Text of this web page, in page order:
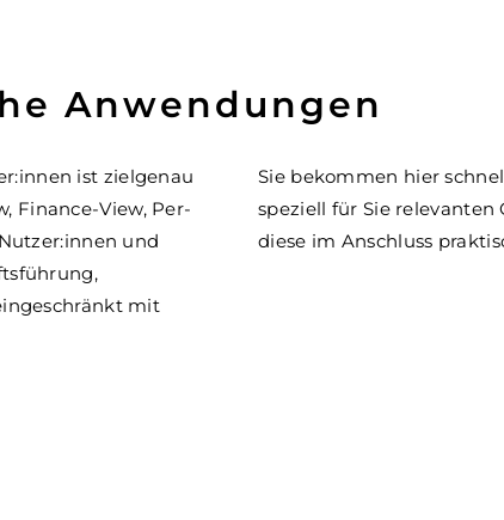
Anwendungen
ist zielgenau
Finance-View, Per-
und
mit
Sie bekommen hier
speziell für Sie
diese im Anschluss